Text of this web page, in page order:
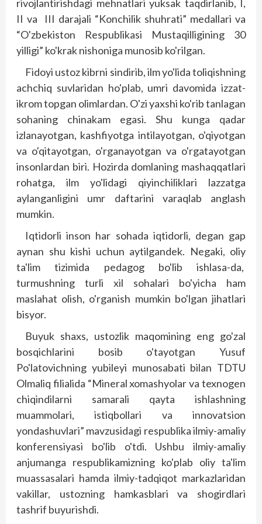
rivojlantirishdagi mehnatlari yuksak taqdirlanib, I,
II va III darajali “Konchilik shuhrati” medallari va
“O'zbekiston Respublikasi Mustaqilligining 30
yilligi” ko'krak nishoniga munosib ko'rilgan.
Fidoyi ustoz kibrni sindirib, ilm yo'lida toliqishning
achchiq suvlaridan ho'p­lab, umri davomida izzat-
ikrom topgan olimlardan. O'zi yaxshi ko'rib tanlagan
sohaning chinakam egasi. Shu kunga qadar
izlanayotgan, kashfiyotga intilayotgan, o'qiyotgan
va o'qitayotgan, o'rganayotgan va o'rgatayotgan
insonlardan biri. Hozirda domlaning mashaqqatlari
rohatga, ilm yo'lidagi qiyinchiliklari lazzatga
aylanganligini umr daftarini varaqlab anglash
mumkin.
Iqtidorli inson har sohada iqtidorli, degan gap
aynan shu kishi uchun aytilgandek. Negaki, oliy
ta'lim tizimida pedagog bo'lib ishlasa-da,
turmushning turli xil sohalari bo'yicha ham
maslahat olish, o'rganish mumkin bo'lgan jihatlari
bisyor.
Buyuk shaxs, ustozlik maqomining eng go'zal
bosqichlarini bosib o'tayotgan Yusuf
Po'latovichning yubileyi munosabati bilan TDTU
Olmaliq filialida “Mineral xomashyolar va texnogen
chiqindilarni samarali qayta ishlashning
muammolari, istiqbollari va innovatsion
yondashuvlari” mavzusidagi respublika ilmiy-amaliy
konferensiyasi bo'lib o'tdi. Ushbu ilmiy-­amaliy
anjumanga respublikamizning ko'p­lab oliy ta'lim
muassasalari hamda ilmiy-tadqiqot markazlaridan
vakillar, ustozning hamkasblari va shogirdlari
tashrif buyurishdi.